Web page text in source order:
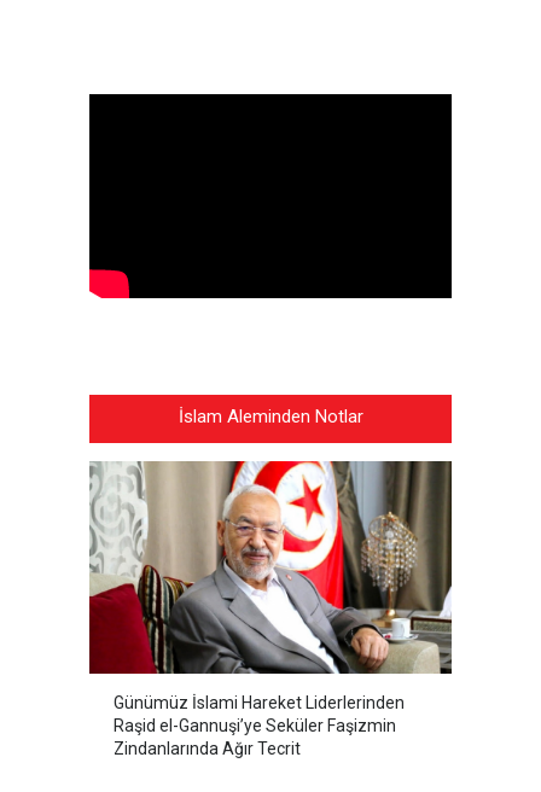
İslam Aleminden Notlar
Günümüz İslami Hareket Liderlerinden
Raşid el-Gannuşi’ye Seküler Faşizmin
Zindanlarında Ağır Tecrit